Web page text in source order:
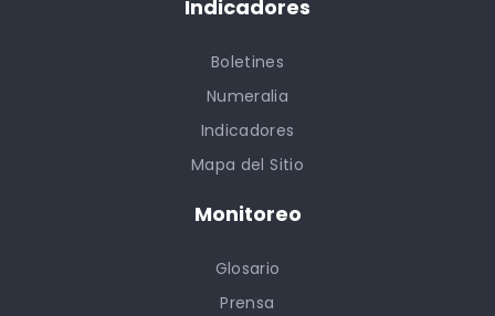
Indicadores
Boletines
Numeralia
Indicadores
Mapa del Sitio
Monitoreo
Glosario
Prensa